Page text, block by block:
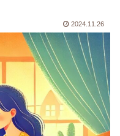
2024.11.26